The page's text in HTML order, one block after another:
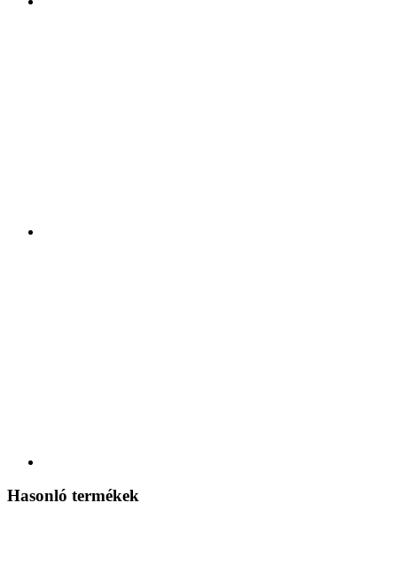
Hasonló termékek